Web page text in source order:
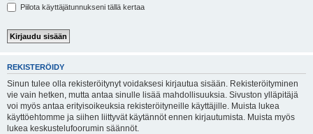
Piilota käyttäjätunnukseni tällä kertaa
REKISTERÖIDY
Sinun tulee olla rekisteröitynyt voidaksesi kirjautua sisään. Rekisteröityminen
vie vain hetken, mutta antaa sinulle lisää mahdollisuuksia. Sivuston ylläpitäjä
voi myös antaa erityisoikeuksia rekisteröityneille käyttäjille. Muista lukea
käyttöehtomme ja siihen liittyvät käytännöt ennen kirjautumista. Muista myös
lukea keskustelufoorumin säännöt.